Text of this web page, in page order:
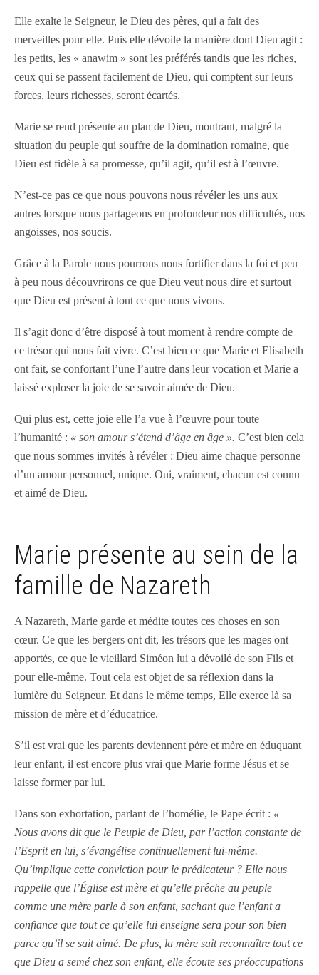
Elle exalte le Seigneur, le Dieu des pères, qui a fait des
merveilles pour elle. Puis elle dévoile la manière dont Dieu agit :
les petits, les « anawim » sont les préférés tandis que les riches,
ceux qui se passent facilement de Dieu, qui comptent sur leurs
forces, leurs richesses, seront écartés.
Marie se rend présente au plan de Dieu, montrant, malgré la
situation du peuple qui souffre de la domination romaine, que
Dieu est fidèle à sa promesse, qu’il agit, qu’il est à l’œuvre.
N’est-ce pas ce que nous pouvons nous révéler les uns aux
autres lorsque nous partageons en profondeur nos difficultés, nos
angoisses, nos soucis.
Grâce à la Parole nous pourrons nous fortifier dans la foi et peu
à peu nous découvrirons ce que Dieu veut nous dire et surtout
que Dieu est présent à tout ce que nous vivons.
Il s’agit donc d’être disposé à tout moment à rendre compte de
ce trésor qui nous fait vivre. C’est bien ce que Marie et Elisabeth
ont fait, se confortant l’une l’autre dans leur vocation et Marie a
laissé exploser la joie de se savoir aimée de Dieu.
Qui plus est, cette joie elle l’a vue à l’œuvre pour toute
l’humanité : « son amour s’étend d’âge en âge ». C’est bien cela
que nous sommes invités à révéler : Dieu aime chaque personne
d’un amour personnel, unique. Oui, vraiment, chacun est connu
et aimé de Dieu.
Marie présente au sein de la
famille de Nazareth
A Nazareth, Marie garde et médite toutes ces choses en son
cœur. Ce que les bergers ont dit, les trésors que les mages ont
apportés, ce que le vieillard Siméon lui a dévoilé de son Fils et
pour elle-même. Tout cela est objet de sa réflexion dans la
lumière du Seigneur. Et dans le même temps, Elle exerce là sa
mission de mère et d’éducatrice.
S’il est vrai que les parents deviennent père et mère en éduquant
leur enfant, il est encore plus vrai que Marie forme Jésus et se
laisse former par lui.
Dans son exhortation, parlant de l’homélie, le Pape écrit : «
Nous avons dit que le Peuple de Dieu, par l’action constante de
l’Esprit en lui, s’évangélise continuellement lui-même.
Qu’implique cette conviction pour le prédicateur ? Elle nous
rappelle que l’Église est mère et qu’elle prêche au peuple
comme une mère parle à son enfant, sachant que l’enfant a
confiance que tout ce qu’elle lui enseigne sera pour son bien
parce qu’il se sait aimé. De plus, la mère sait reconnaître tout ce
que Dieu a semé chez son enfant, elle écoute ses préoccupations